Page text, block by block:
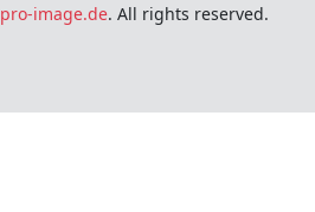
pro-image.de. All rights reserved.